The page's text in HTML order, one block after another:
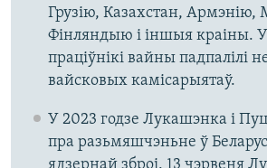
Грузію, Казахстан, Армэнію,
Фінляндыю і іншыя краіны. У
праціўнікі вайны падпалілі
вайсковых камісарыятаў.
У 2023 годзе Лукашэнка і
пра разьмяшчэньне ў